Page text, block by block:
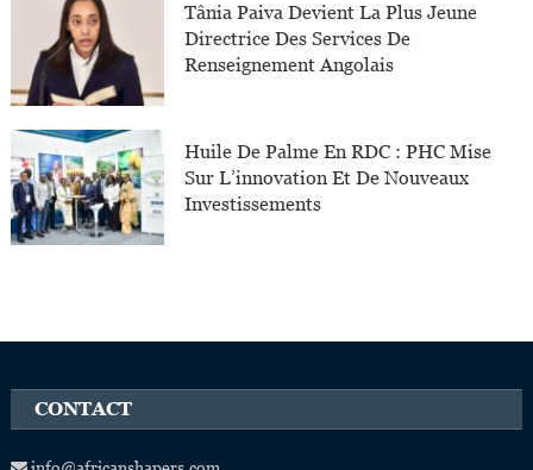
Tânia Paiva Devient La Plus Jeune
Directrice Des Services De
Renseignement Angolais
Huile De Palme En RDC : PHC Mise
Sur L’innovation Et De Nouveaux
Investissements
CONTACT